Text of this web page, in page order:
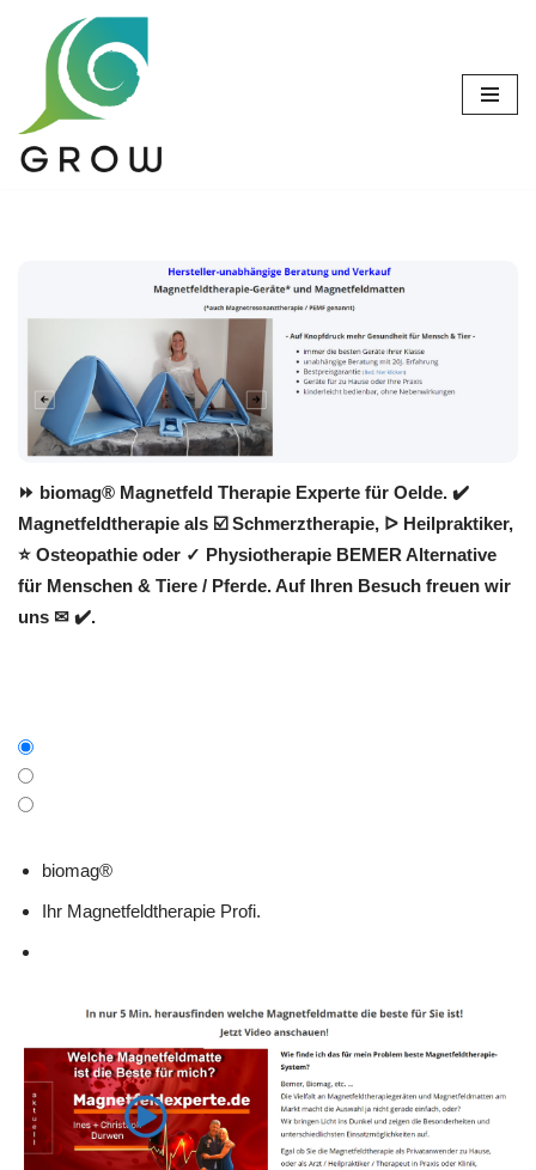
Zum
springen
⏩ biomag® Magnetfeld Therapie Experte für Oelde. ✔️
Magnetfeldtherapie als ☑️ Schmerztherapie, ᐅ Heilpraktiker,
⭐ Osteopathie oder ✓ Physiotherapie BEMER Alternative
für Menschen & Tiere / Pferde. Auf Ihren Besuch freuen wir
uns ✉ ✔️.
biomag®
Ihr Magnetfeldtherapie Profi.